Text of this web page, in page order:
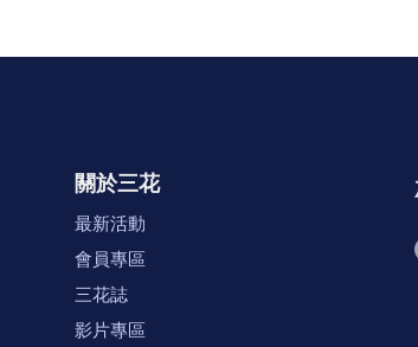
關於三花
最新活動
會員專區
三花誌
影片專區